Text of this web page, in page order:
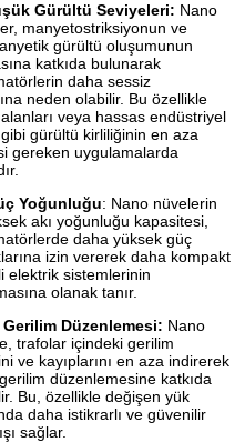
Gürültü Seviyeleri: Nano
manyetostriksiyonun ve
gürültü oluşumunun
katkıda bulunarak
daha sessiz
neden olabilir. Bu özellikle
veya hassas endüstriyel
gürültü kirliliğinin en aza
gereken uygulamalarda
Yoğunluğu: Nano nüvelerin
akı yoğunluğu kapasitesi,
daha yüksek güç
izin vererek daha kompakt
elektrik sistemlerinin
olanak tanır.
Gerilim Düzenlemesi: Nano
trafolar içindeki gerilim
ve kayıplarını en aza indirerek
düzenlemesine katkıda
Bu, özellikle değişen yük
daha istikrarlı ve güvenilir
sağlar.